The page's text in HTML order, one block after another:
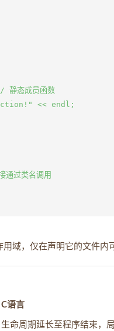
态成员函数
<< endl;
过类名调用
用域，仅在声明它的文件内
C语言
生命周期延长至程序结束，